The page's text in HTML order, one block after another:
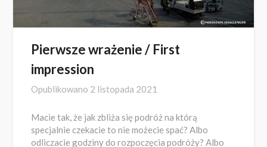
Pierwsze wrażenie / First
impression
Opublikowano 2 listopada 2021
Macie tak, że jak zbliża się podróż na którą
specjalnie czekacie to nie możecie spać? Albo
odliczacie godziny do rozpoczęcia podróży? Albo